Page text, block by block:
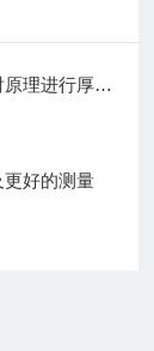
度测量的设备
好的测量